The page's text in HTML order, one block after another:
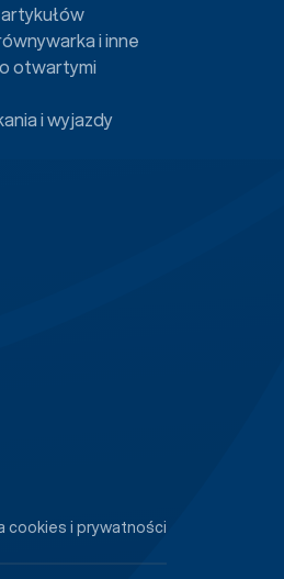
i inne
otwartymi
i wyjazdy
cookies i prywatności